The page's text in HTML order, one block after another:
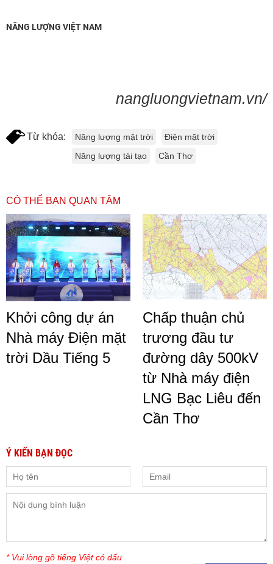
NĂNG LƯỢNG VIỆT NAM
nangluongvietnam.vn/
Từ khóa: Năng lượng mặt trời
Điện mặt trời
Năng lượng tái tạo
Cần Thơ
CÓ THỂ BẠN QUAN TÂM
Khởi công dự án
Nhà máy Điện mặt
trời Dầu Tiếng 5
Chấp thuận chủ
trương đầu tư
đường dây 500kV
từ Nhà máy điện
LNG Bạc Liêu đến
Cần Thơ
Ý KIẾN BẠN ĐỌC
* Vui lòng gõ tiếng Việt có dấu